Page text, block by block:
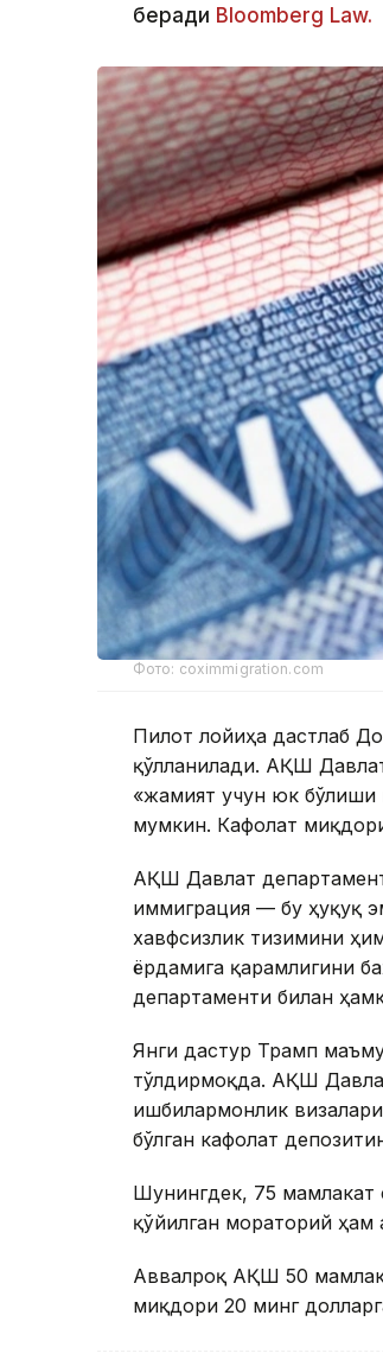
беради Bloomberg Law.
Фото: coximmigration.com
Пилот лойиҳа дастлаб
қўлланилади. АҚШ
«жамият учун юк бўлиши
мумкин. Кафолат
АҚШ Давлат
иммиграция — бу ҳуқуқ
хавфсизлик тизимини
ёрдамига қарамлигини
департаменти билан
Янги дастур Трамп
тўлдирмоқда. АҚШ
ишбилармонлик
бўлган кафолат
Шунингдек, 75 мамлакат
қўйилган мораторий ҳам
Аввалроқ АҚШ 50
миқдори 20 минг